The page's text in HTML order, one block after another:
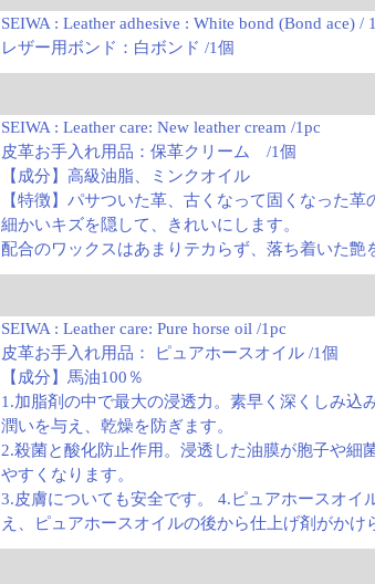
SEIWA : Leather adhesive : White bond (Bond ace) /
レザー用ボンド：白ボンド /1個
SEIWA : Leather care: New leather cream /1pc
皮革お手入れ用品：保革クリーム /1個
【成分】高級油脂、ミンクオイル
【特徴】パサついた革、古くなって固くなった
細かいキズを隠して、きれいにします。
配合のワックスはあまりテカらず、落ち着いた
SEIWA : Leather care: Pure horse oil /1pc
皮革お手入れ用品： ピュアホースオイル /1個
【成分】馬油100％
1.加脂剤の中で最大の浸透力。素早く深くしみ
潤いを与え、乾燥を防ぎます。
2.殺菌と酸化防止作用。浸透した油膜が胞子や
やすくなります。
3.皮膚についても安全です。 4.ピュアホースオ
え、ピュアホースオイルの後から仕上げ剤がかけ